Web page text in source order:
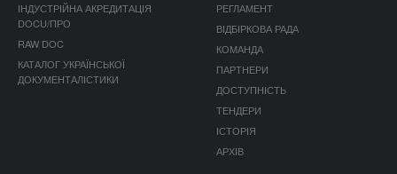
ІНДУСТРІЙНА АКРЕДИТАЦІЯ
DOCU/ПРО
RAW DOC
КАТАЛОГ УКРАЇНСЬКОЇ
ДОКУМЕНТАЛІСТИКИ
РЕГЛАМЕНТ
ВІДБІРКОВА РАДА
КОМАНДА
ПАРТНЕРИ
ДОСТУПНІСТЬ
ТЕНДЕРИ
ІСТОРІЯ
АРХІВ